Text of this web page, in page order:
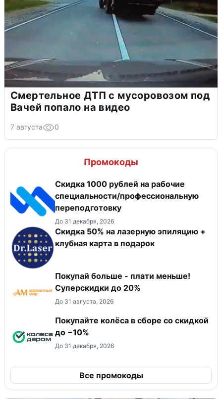
Смертельное ДТП с мусоровозом под
Вачей попало на видео
7 августа 0
Промокоды
Скидка 1000 рублей на рабочие
специальности/профессиональную
переподготовку
До 31 декабря, 2026
Скидка 50% на лазерную эпиляцию +
клубная карта в подарок
Покупай больше - плати меньше!
Суперскидки до 20%
До 31 августа, 2026
Покупайте колёса в сборе со скидкой
до −10%
До 31 декабря, 2026
Все промокоды